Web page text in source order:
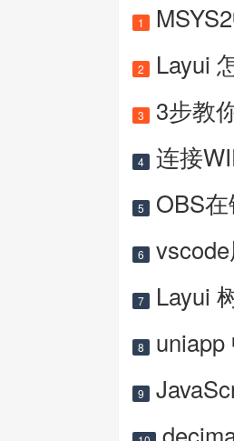
1
2 Layui
3 3步教
4 连接
5 OBS
6
7 Layui
8 uniapp
9